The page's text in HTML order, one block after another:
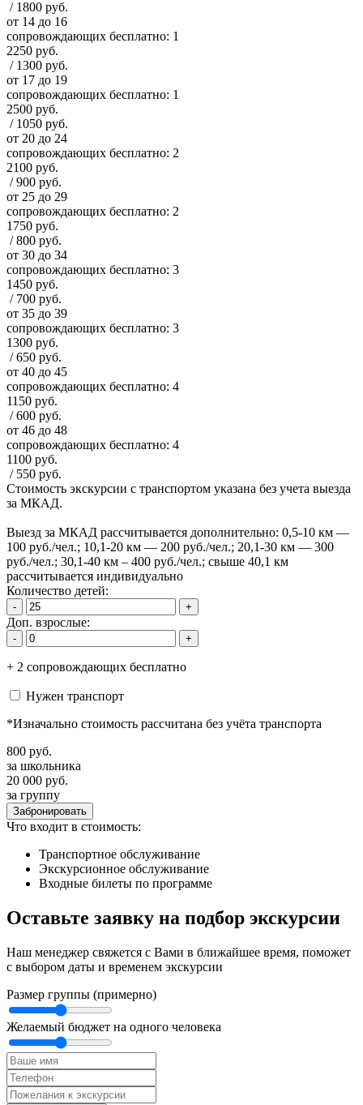
/1800 руб.
от 14 до 16
сопровождающих бесплатно: 1
2250 руб.
/1300 руб.
от 17 до 19
сопровождающих бесплатно: 1
2500 руб.
/1050 руб.
от 20 до 24
сопровождающих бесплатно: 2
2100 руб.
/900 руб.
от 25 до 29
сопровождающих бесплатно: 2
1750 руб.
/800 руб.
от 30 до 34
сопровождающих бесплатно: 3
1450 руб.
/700 руб.
от 35 до 39
сопровождающих бесплатно: 3
1300 руб.
/650 руб.
от 40 до 45
сопровождающих бесплатно: 4
1150 руб.
/600 руб.
от 46 до 48
сопровождающих бесплатно: 4
1100 руб.
/550 руб.
Стоимость экскурсии с транспортом указана без учета выезда
за МКАД.
Выезд за МКАД рассчитывается дополнительно: 0,5-10 км —
100 руб./чел.; 10,1-20 км — 200 руб./чел.; 20,1-30 км — 300
руб./чел.; 30,1-40 км – 400 руб./чел.; свыше 40,1 км
рассчитывается индивидуально
Количество детей:
- +
Доп. взрослые:
- +
+ 2 сопровождающих бесплатно
Нужен транспорт
*Изначально стоимость рассчитана без учёта транспорта
800 руб.
за школьника
20 000 руб.
за группу
Забронировать
Что входит в стоимость:
Транспортное обслуживание
Экскурсионное обслуживание
Входные билеты по программе
Оставьте заявку на подбор экскурсии
Наш менеджер свяжется с Вами в ближайшее время, поможет
с выбором даты и временем экскурсии
Размер группы (примерно)
Желаемый бюджет на одного человека